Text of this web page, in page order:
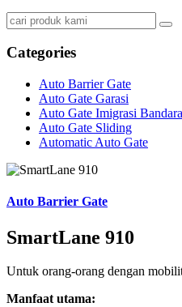
Categories
Auto Barrier Gate
Auto Gate Garasi
Auto Gate Imigrasi Bandara
Auto Gate Sliding
Automatic Auto Gate
Auto Barrier Gate
SmartLane 910
Untuk orang-orang dengan
Manfaat utama: